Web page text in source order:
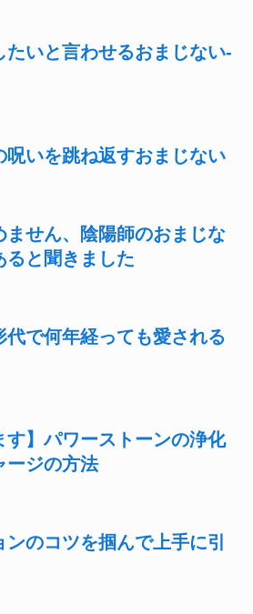
たいと言わせるおまじない-
呪いを跳ね返すおまじない
ません、陰陽師のおまじな
ると聞きました
代で何年経っても愛される
す】パワーストーンの浄化
ージの方法
ンのコツを掴んで上手に引